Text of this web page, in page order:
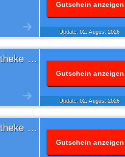
Gutschein anzeigen
Update: 02.August2026
10% Volksversand Versandapotheke Gutschein
Gutschein anzeigen
Update: 02.August2026
12% Volksversand Versandapotheke Gutschein
Gutschein anzeigen